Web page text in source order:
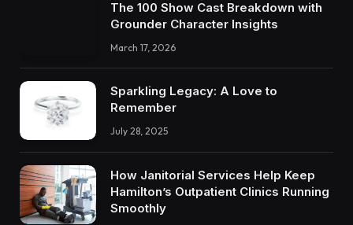
The 100 Show Cast Breakdown with
Grounder Character Insights
March 17, 2026
Sparkling Legacy: A Love to
Remember
July 28, 2025
How Janitorial Services Help Keep
Hamilton’s Outpatient Clinics Running
Smoothly